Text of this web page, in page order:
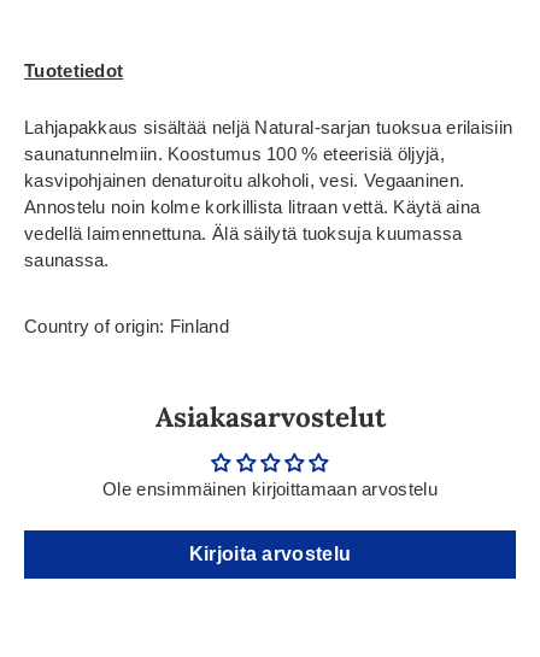
Tuotetiedot
Lahjapakkaus sisältää neljä Natural-sarjan tuoksua erilaisiin
saunatunnelmiin. Koostumus 100 % eteerisiä öljyjä,
kasvipohjainen denaturoitu alkoholi, vesi. Vegaaninen.
Annostelu noin kolme korkillista litraan vettä. Käytä aina
vedellä laimennettuna. Älä säilytä tuoksuja kuumassa
saunassa.
Country of origin: Finland
Asiakasarvostelut
Ole ensimmäinen kirjoittamaan arvostelu
Kirjoita arvostelu